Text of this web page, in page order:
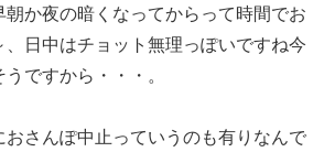
朝か夜の暗くなってからって時間でお
、日中はチョット無理っぽいですね今
ですから・・・。
おさんぽ中止っていうのも有りなんで